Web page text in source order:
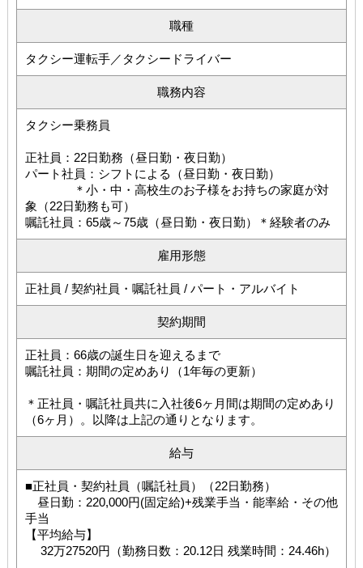
職種
タクシー運転手／タクシードライバー
職務内容
タクシー乗務員
正社員：22日勤務（昼日勤・夜日勤）
パート社員：シフトによる（昼日勤・夜日勤）
＊小・中・高校生のお子様をお持ちの家庭が対
象（22日勤務も可）
嘱託社員：65歳～75歳（昼日勤・夜日勤）＊経験者のみ
雇用形態
正社員 / 契約社員・嘱託社員 / パート・アルバイト
契約期間
正社員：66歳の誕生日を迎えるまで
嘱託社員：期間の定めあり（1年毎の更新）
＊正社員・嘱託社員共に入社後6ヶ月間は期間の定めあり
（6ヶ月）。以降は上記の通りとなります。
給与
■正社員・契約社員（嘱託社員）（22日勤務）
昼日勤：220,000円(固定給)+残業手当・能率給・その他
手当
【平均給与】
32万27520円（勤務日数：20.12日 残業時間：24.46h）